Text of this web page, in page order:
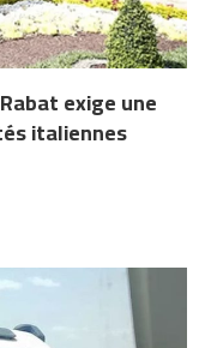
exige une
italiennes